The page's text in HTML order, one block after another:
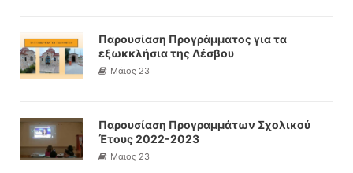
Παρουσίαση Προγράμματος για τα
εξωκκλήσια της Λέσβου
Μάιος 23
Παρουσίαση Προγραμμάτων Σχολικού
Έτους 2022-2023
Μάιος 23